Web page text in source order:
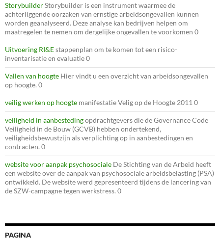
StorybuilderStorybuilder is een instrument waarmee de
achterliggende oorzaken van ernstige arbeidsongevallen kunnen
worden geanalyseerd. Deze analyse kan bedrijven helpen om
maatregelen te nemen om dergelijke ongevallen te voorkomen 0
Uitvoering RI&Estappenplan om te komen tot een risico-
inventarisatie en evaluatie 0
Vallen van hoogte Hier vindt u een overzicht van arbeidsongevallen
op hoogte. 0
veilig werken op hoogte manifestatie Velig op de Hoogte 2011 0
veiligheid in aanbestedingopdrachtgevers die de Governance Code
Veiligheid in de Bouw (GCVB) hebben ondertekend,
veiligheidsbewustzijn als verplichting op in aanbestedingen en
contracten. 0
website voor aanpak psychosociale De Stichting van de Arbeid heeft
een website over de aanpak van psychosociale arbeidsbelasting (PSA)
ontwikkeld. De website werd gepresenteerd tijdens de lancering van
de SZW-campagne tegen werkstress. 0
PAGINA